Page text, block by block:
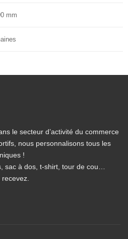
mm
le secteur d’activité du commerce
nous personnalisons tous les
!
sac à dos, t-shirt, tour de cou…